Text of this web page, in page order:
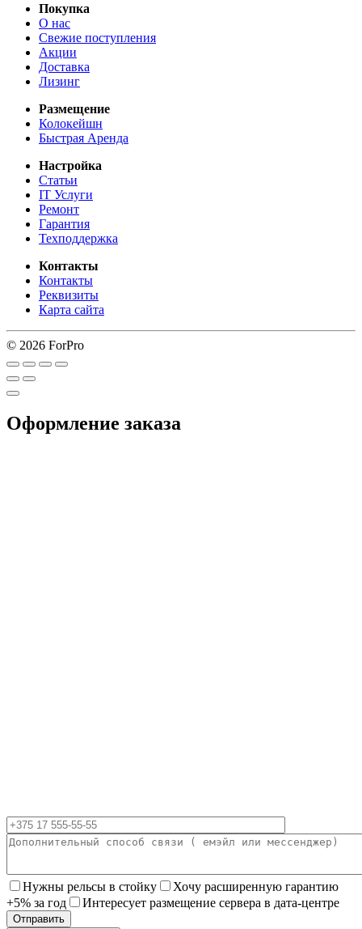
Покупка
О нас
Свежие поступления
Акции
Доставка
Лизинг
Размещение
Колокейшн
Быстрая Аренда
Настройка
Статьи
IT Услуги
Ремонт
Гарантия
Техподдержка
Контакты
Контакты
Реквизиты
Карта сайта
© 2026 ForPro
Оформление заказа
Нужны рельсы в стойку
Хочу расширенную гарантию
+5% за год
Интересует размещение сервера в дата-центре